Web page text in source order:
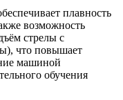
плавность
возможность
стрелы с
что повышает
машиной
обучения